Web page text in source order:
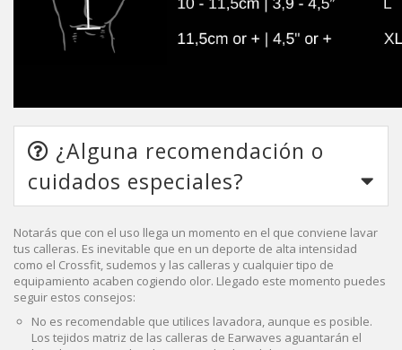
¿Alguna recomendación o
cuidados especiales?
Notarás que con el uso llega un momento en el que conviene lavar
tus calleras. Es inevitable que en un deporte de alta intensidad
como el Crossfit, sudemos y las calleras y cualquier tipo de
equipamiento acaben cogiendo olor. Llegado este momento puedes
seguir estos consejos:
No es recomendable que utilices lavadora, aunque es posible.
Los tejidos matriz de las calleras de Earwaves aguantarán el